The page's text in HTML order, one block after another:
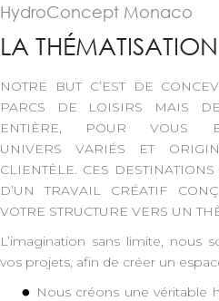
HydroConcept Monaco
LA THÉMATISATION
NOTRE BUT C’EST DE
PARCS DE LOISIRS MAIS
ENTIÈRE, POUR VOUS
UNIVERS VARIÉS ET
CLIENTÈLE. CES
D’UN TRAVAIL CRÉATIF
VOTRE STRUCTURE VERS UN
L’imagination sans limite,
vos projets, afin de créer un
Nous créons une véritable